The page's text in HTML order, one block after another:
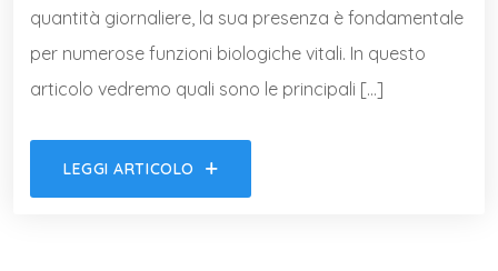
quantità giornaliere, la sua presenza è fondamentale
per numerose funzioni biologiche vitali. In questo
articolo vedremo quali sono le principali […]
LEGGI ARTICOLO